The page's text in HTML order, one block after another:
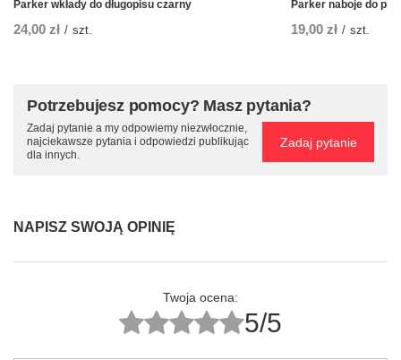
Parker wkłady do długopisu czarny
24,00 zł / szt.
Parker naboje do
19,00 zł / szt.
Potrzebujesz pomocy? Masz pytania?
Zadaj pytanie a my odpowiemy niezwłocznie,
najciekawsze pytania i odpowiedzi publikując
dla innych.
Zadaj pytanie
NAPISZ SWOJĄ OPINIĘ
Twoja ocena:
5/5